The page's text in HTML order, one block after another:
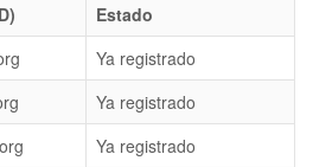
Estado
Ya registrado
Ya registrado
Ya registrado